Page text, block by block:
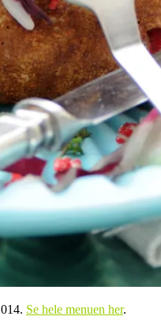
Se hele menuen her.